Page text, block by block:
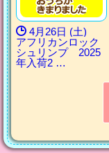
4月26日 (土)
アフリカンロック
シュリンプ 2025
年入荷2 …